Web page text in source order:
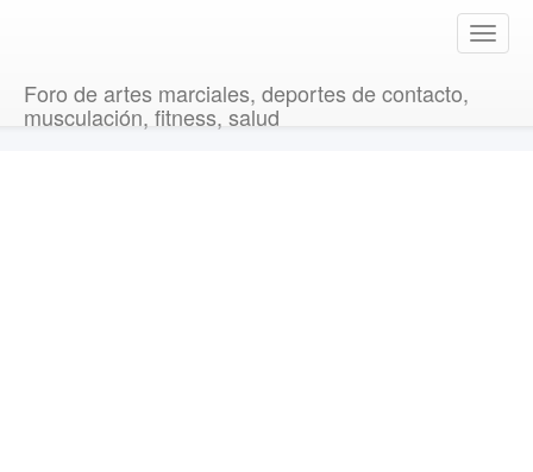
T
o
Foro de artes marciales, deportes de contacto,
musculación, fitness, salud